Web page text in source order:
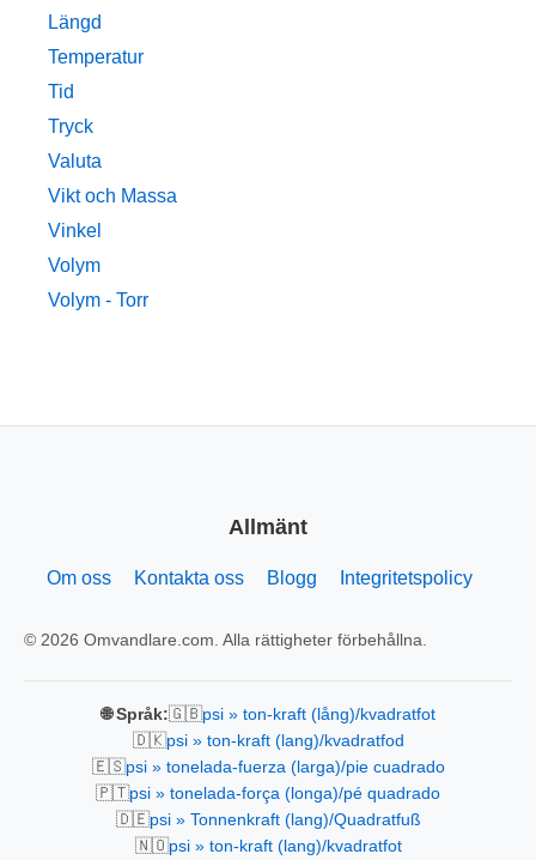
Längd
Temperatur
Tid
Tryck
Valuta
Vikt och Massa
Vinkel
Volym
Volym - Torr
Allmänt
Om oss Kontakta oss Blogg Integritetspolicy
© 2026 Omvandlare.com. Alla rättigheter förbehållna.
🌐 Språk:🇬🇧psi » ton-kraft (lång)/kvadratfot
🇩🇰psi » ton-kraft (lang)/kvadratfod
🇪🇸psi » tonelada-fuerza (larga)/pie cuadrado
🇵🇹psi » tonelada-força (longa)/pé quadrado
🇩🇪psi » Tonnenkraft (lang)/Quadratfuß
🇳🇴psi » ton-kraft (lang)/kvadratfot